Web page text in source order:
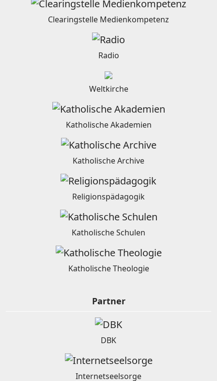
Clearingstelle Medienkompetenz
Radio
Weltkirche
Katholische Akademien
Katholische Archive
Religionspädagogik
Katholische Schulen
Katholische Theologie
Partner
DBK
Internetseelsorge